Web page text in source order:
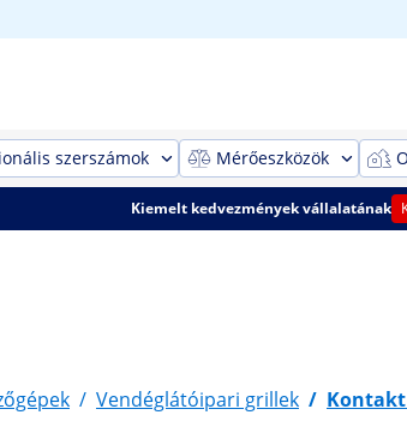
szerszámok Mérőeszközök
Kiemelt kedvezmények vállalatának
/ Vendéglátóipari grillek /